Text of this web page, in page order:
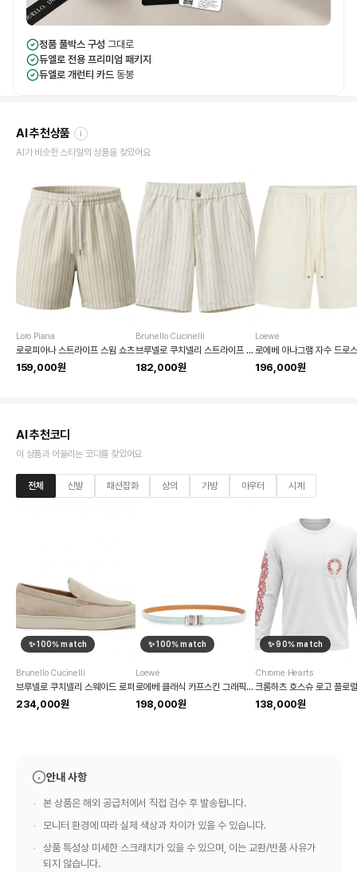
정품 풀박스 구성 그대로
듀엘로 전용 프리미엄 패키지
듀엘로 개런티 카드 동봉
AI 추천상품 i
AI가 비슷한 스타일의 상품을 찾았어요
Loro Piana
로로피아나 스트라이프 스윔 쇼츠
159,000원
Brunello Cucinelli
브루넬로 쿠치넬리 스트라이프 면마 캐주얼 쇼츠
182,000원
Loewe
196,000원
AI 추천코디
이 상품과 어울리는 코디를 찾았어요
전체 신발 패션잡화 상의 가방 아우터 시계
✨100% match
Brunello Cucinelli
브루넬로 쿠치넬리 스웨이드 로퍼
234,000원
✨100% match
Loewe
로에베 클래식 카프스킨 그래픽 벨트
198,000원
✨90% match
Chrome Hearts
138,000원
안내 사항
본 상품은 해외 공급처에서 직접 검수 후 발송됩니다.
모니터 환경에 따라 실제 색상과 차이가 있을 수 있습니다.
상품 특성상 미세한 스크래치가 있을 수 있으며, 이는 교환/반품 사유가
되지 않습니다.